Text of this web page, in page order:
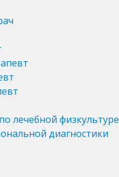
лечебной физкультуре
диагностики